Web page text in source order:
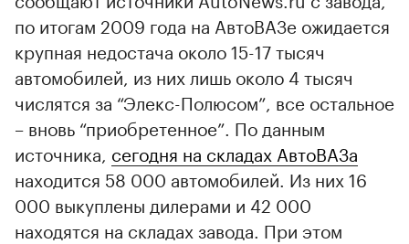
по итогам 2009 года на АвтоВАЗе ожидается
крупная недостача около 15-17 тысяч
автомобилей, из них лишь около 4 тысяч
числятся за “Элекс-Полюсом”, все остальное
– вновь “приобретенное”. По данным
источника, сегодня на складах АвтоВАЗа
находится 58 000 автомобилей. Из них 16
000 выкуплены дилерами и 42 000
находятся на складах завода. При этом